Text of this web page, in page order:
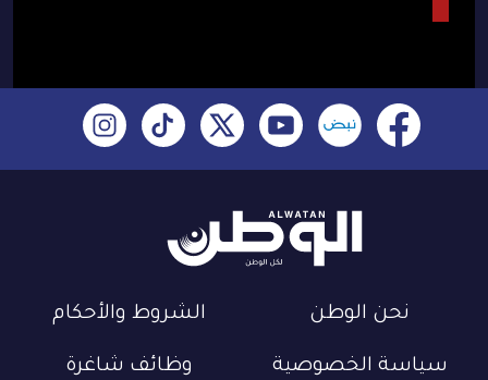
نحن الوطن الشروط والأحكام
سياسة الخصوصية وظائف شاغرة